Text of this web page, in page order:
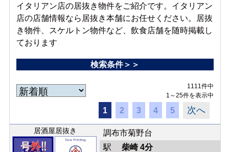
イタリアン店の居抜き物件をご紹介です。イタリアン
店の店舗情報なら居抜き本舗にお任せください。居抜
き物件、スケルトン物件など、飲食店舗を随時掲載し
ております
検索条件＞＞
1111件中
1～25件を表示中
1 2 3 4 5 次へ
居酒屋居抜き
調布市菊野台
駅 柴崎 4分